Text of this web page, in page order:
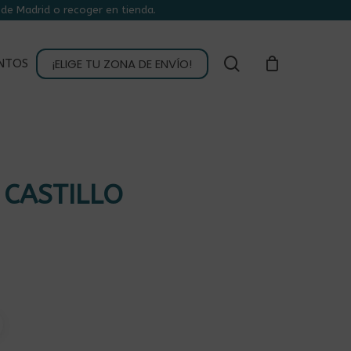
Madrid o recoger en tienda.
¡ELIGE TU ZONA DE ENVÍO! buscar